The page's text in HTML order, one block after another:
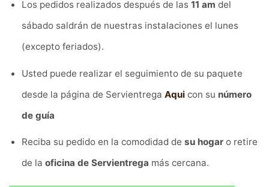
Los pedidos realizados después de las 11 am del
sábado saldrán de nuestras instalaciones el lunes
(excepto feriados).
Usted puede realizar el seguimiento de su paquete
desde la página de Servientrega Aquicon su número
de guía
Reciba su pedido en la comodidad de su hogaro retire
de la oficina de Servientrega más cercana.